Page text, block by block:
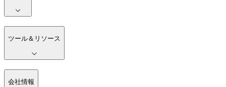
ツール＆リソース
会社情報